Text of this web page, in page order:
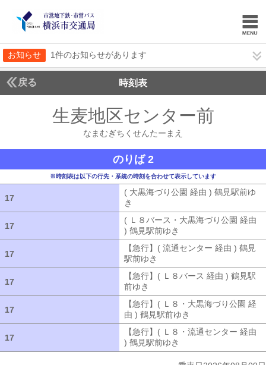
お知らせ 1件のお知らせがあります
戻る 時刻表
生麦地区センター前
なまむぎちくせんたーまえ
のりば 2
※時刻表は以下の行先・系統の時刻を合わせて表示しています
17
( 大黒海づり公園 経由 ) 鶴見駅前ゆ
き
17
( Ｌ８バース・大黒海づり公園 経由
) 鶴見駅前ゆき
17
【急行】( 流通センター 経由 ) 鶴見
駅前ゆき
17
【急行】( Ｌ８バース 経由 ) 鶴見駅
前ゆき
17
【急行】( Ｌ８・大黒海づり公園 経
由 ) 鶴見駅前ゆき
17
【急行】( Ｌ８・流通センター 経由
) 鶴見駅前ゆき